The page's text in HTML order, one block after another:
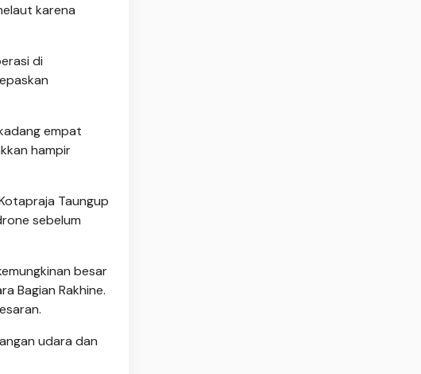
karena
di
empat
hampir
Taungup
sebelum
besar
Bagian Rakhine.
udara dan